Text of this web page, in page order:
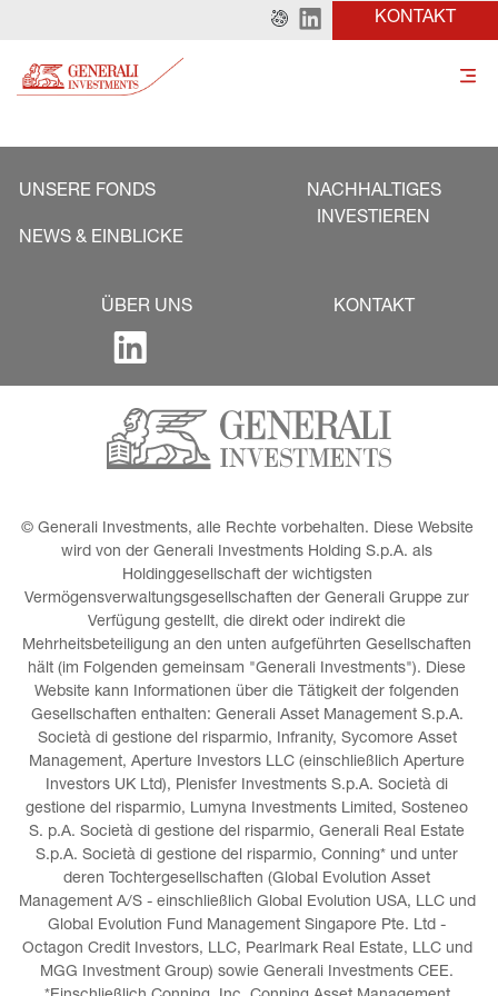
KONTAKT
UNSERE FONDS
NEWS & EINBLICKE
NACHHALTIGES
INVESTIEREN
ÜBER UNS KONTAKT
© Generali Investments, alle Rechte vorbehalten. Diese Website
wird von der Generali Investments Holding S.p.A. als
Holdinggesellschaft der wichtigsten
Vermögensverwaltungsgesellschaften der Generali Gruppe zur
Verfügung gestellt, die direkt oder indirekt die
Mehrheitsbeteiligung an den unten aufgeführten Gesellschaften
hält (im Folgenden gemeinsam "Generali Investments"). Diese
Website kann Informationen über die Tätigkeit der folgenden
Gesellschaften enthalten: Generali Asset Management S.p.A.
Società di gestione del risparmio, Infranity, Sycomore Asset
Management, Aperture Investors LLC (einschließlich Aperture
Investors UK Ltd), Plenisfer Investments S.p.A. Società di
gestione del risparmio, Lumyna Investments Limited, Sosteneo
S. p.A. Società di gestione del risparmio, Generali Real Estate
S.p.A. Società di gestione del risparmio, Conning* und unter
deren Tochtergesellschaften (Global Evolution Asset
Management A/S - einschließlich Global Evolution USA, LLC und
Global Evolution Fund Management Singapore Pte. Ltd -
Octagon Credit Investors, LLC, Pearlmark Real Estate, LLC und
MGG Investment Group) sowie Generali Investments CEE.